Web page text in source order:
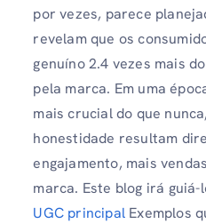
por vezes, parece
revelam que os
genuíno 2.4 vezes mais
pela marca. Em uma
mais crucial do que
honestidade resultam
engajamento, mais
marca. Este blog irá
UGC principal Exemplos